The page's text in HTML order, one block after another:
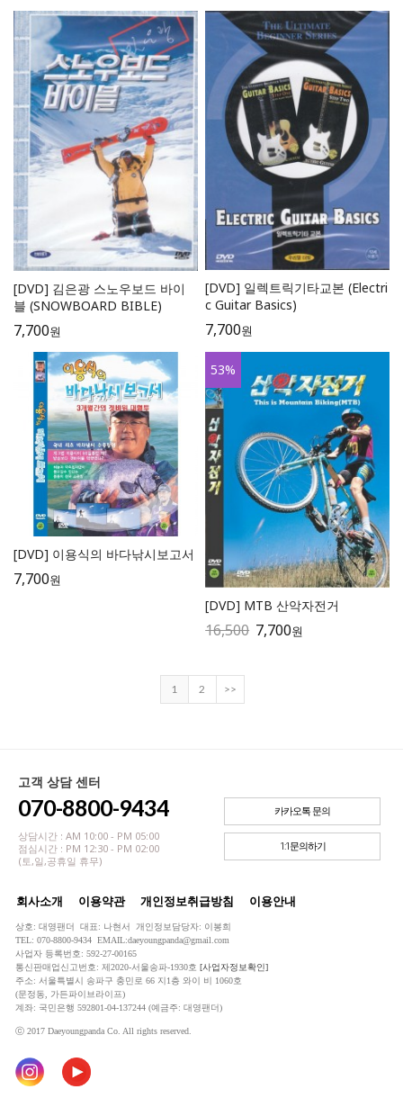
[DVD] 김은광 스노우보드 바이
블 (SNOWBOARD BIBLE)
7,700원
[DVD] 일렉트릭기타교본 (Electri
c Guitar Basics)
7,700원
[DVD] 이용식의 바다낚시보고서
7,700원
53%
[DVD] MTB 산악자전거
16,500 7,700원
1 2 >>
고객 상담 센터
070-8800-9434
상담시간 : AM 10:00 - PM 05:00
점심시간 : PM 12:30 - PM 02:00
(토,일,공휴일 휴무)
카카오톡 문의
1:1문의하기
회사소개 이용약관 개인정보취급방침 이용안내
상호: 대영팬더 대표: 나현서 개인정보담당자: 이봉희
TEL: 070-8800-9434 EMAIL:daeyoungpanda@gmail.com
사업자 등록번호: 592-27-00165
통신판매업신고번호: 제2020-서울송파-1930호 [사업자정보확인]
주소: 서울특별시 송파구 충민로 66 지1층 와이 비 1060호
(문정동, 가든파이브라이프)
계좌: 국민은행 592801-04-137244 (예금주: 대영팬더)
ⓒ 2017 Daeyoungpanda Co. All rights reserved.